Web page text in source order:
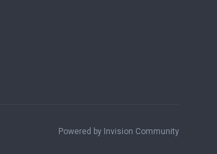
Powered by Invision Community